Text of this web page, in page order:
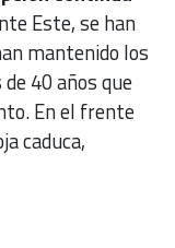
Este, se han
mantenido los
40 años que
En el frente
caduca,